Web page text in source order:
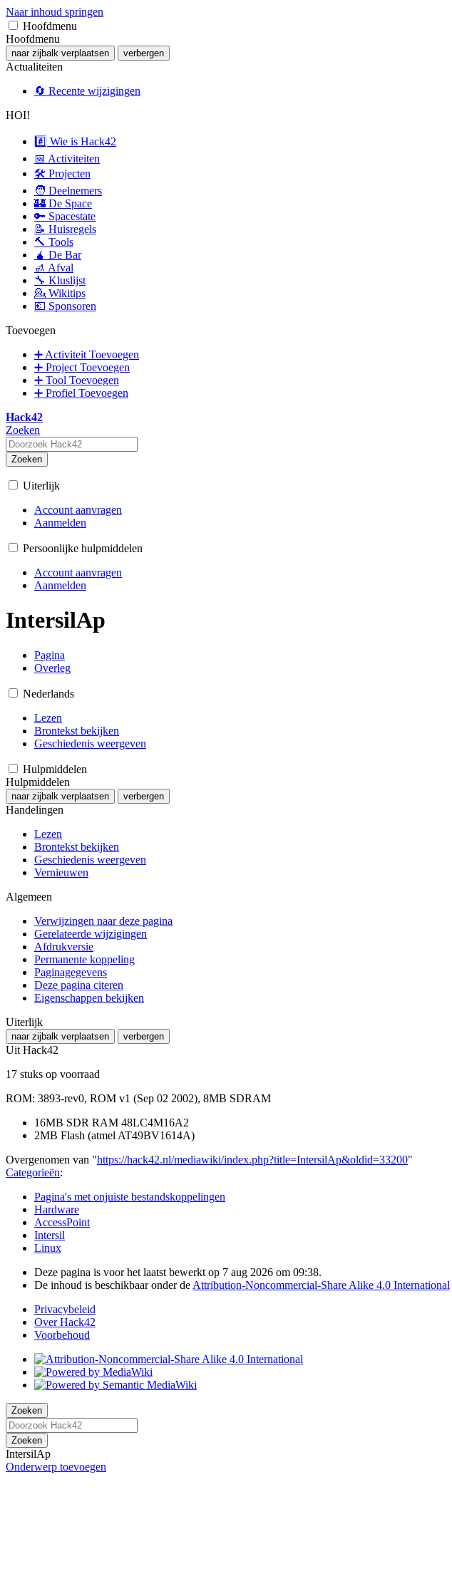
Naar inhoud springen
Hoofdmenu
Hoofdmenu
naar zijbalk verplaatsen verbergen
Actualiteiten
🔄 Recente wijzigingen
HOI!
#️⃣ Wie is Hack42
📅 Activiteiten
🛠 Projecten
🧑 Deelnemers
🏰 De Space
🔑 Spacestate
📝 Huisregels
🔨 Tools
🧉 De Bar
🚮 Afval
🔧 Kluslijst
💁 Wikitips
💶 Sponsoren
Toevoegen
➕ Activiteit Toevoegen
➕ Project Toevoegen
➕ Tool Toevoegen
➕ Profiel Toevoegen
Hack42
Zoeken
Zoeken
Uiterlijk
Account aanvragen
Aanmelden
Persoonlijke hulpmiddelen
Account aanvragen
Aanmelden
IntersilAp
Pagina
Overleg
Nederlands
Lezen
Brontekst bekijken
Geschiedenis weergeven
Hulpmiddelen
Hulpmiddelen
naar zijbalk verplaatsen verbergen
Handelingen
Lezen
Brontekst bekijken
Geschiedenis weergeven
Vernieuwen
Algemeen
Verwijzingen naar deze pagina
Gerelateerde wijzigingen
Afdrukversie
Permanente koppeling
Paginagegevens
Deze pagina citeren
Eigenschappen bekijken
Uiterlijk
naar zijbalk verplaatsen verbergen
Uit Hack42
17 stuks op voorraad
ROM: 3893-rev0, ROM v1 (Sep 02 2002), 8MB SDRAM
16MB SDR RAM 48LC4M16A2
2MB Flash (atmel AT49BV1614A)
Overgenomen van "https://hack42.nl/mediawiki/index.php?title=IntersilAp&oldid=33200"
Categorieën:
Pagina's met onjuiste bestandskoppelingen
Hardware
AccessPoint
Intersil
Linux
Deze pagina is voor het laatst bewerkt op 7 aug 2026 om 09:38.
De inhoud is beschikbaar onder de Attribution-Noncommercial-Share Alike 4.0 International
Privacybeleid
Over Hack42
Voorbehoud
Zoeken
Zoeken
IntersilAp
Onderwerp toevoegen